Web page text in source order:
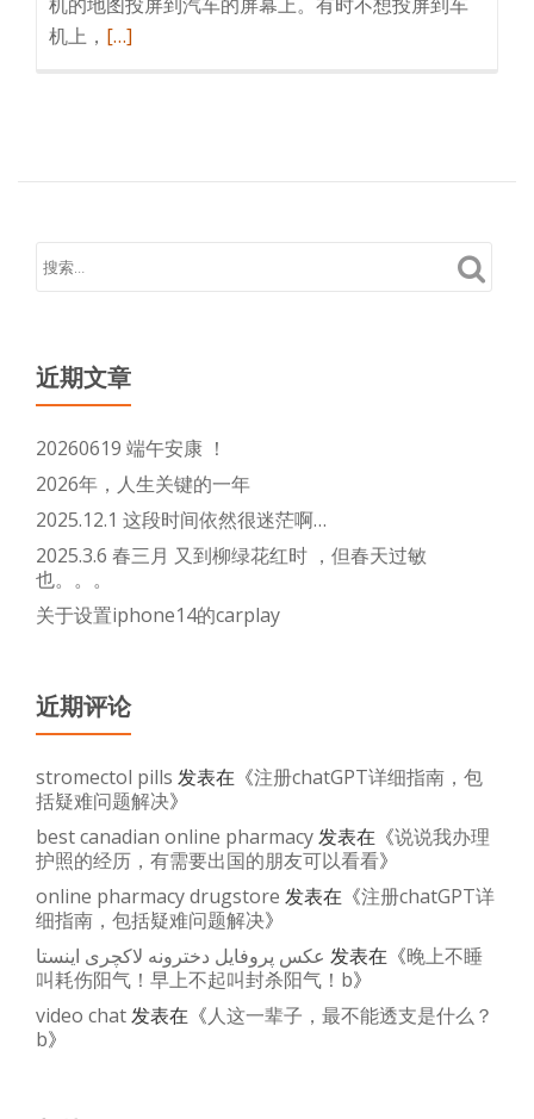
机上， 阅
于
置
[…]
近期文章
20260619 端午安康 ！
2026年，人生关键的一年
2025.12.1 这段时间依然很迷茫啊…
2025.3.6 春三月 又到柳绿花红时 ，但春天过敏
也。。。
关于设置iphone14的carplay
近期评论
stromectol pills 发表在《注册chatGPT详细指南，包
括疑难问题解决》
best canadian online pharmacy发表在《说说我办理
护照的经历，有需要出国的朋友可以看看》
online pharmacy drugstore 发表在《注册chatGPT详
细指南，包括疑难问题解决》
عکس پروفایل دخترونه لاکچری اینستا 发表在《晚上不睡
叫耗伤阳气！早上不起叫封杀阳气！b》
video chat发表在《人这一辈子，最不能透支是什么？
b》